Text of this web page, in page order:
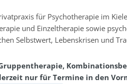
für Psychotherapie im
und Einzeltherapie sowie
Selbstwert, Lebenskrisen und
nur für Termine in den